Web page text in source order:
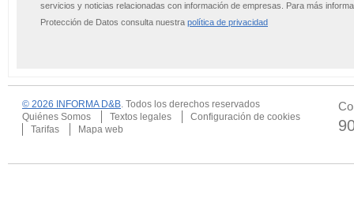
servicios y noticias relacionadas con información de empresas. Para más
Protección de Datos consulta nuestra política de privacidad
© 2026 INFORMA D&B. Todos los derechos reservados
Quiénes Somos
Textos legales
Configuración de cookies
Tarifas
Mapa web